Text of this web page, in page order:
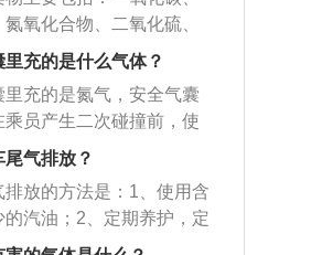
车程度，传递及发送信
根据信号指示产生点火
态燃料并产生气体向气囊
迅速膨胀。
可以减少25%左右。2、
快的充电速度确保乘客
带束缚的同时，及时弹
内人员，安全气囊弹开的
公里每小时，以足够快
人员不受二次伤害。
性如下：1、汽车排放多
起城市温度急剧添加，
有害气体中有二氧化
多了会造成温室效应和破
氧层被破坏后太阳会直射
吸入汽车排放的尾气
受到破坏。3、会破坏地
候，近年汽车排放的有害
发生酸雨和黑雨的现
氧化合物、二氧化硫、
重金属化合物、铅化合
雾）、臭气（甲醛等）。
1、据统计，每千辆汽车
碳约3000kg，碳氢化合
，氮氧化合物50—150k
市汽车等流动污染源排放
大气污染物总量的90%。
充的是什么气体？
充的是氮气，安全气囊
乘员产生二次碰撞前，使
员的装置，其组成部分
囊传感器；2、防撞安全
制装置。安全气囊需要与
合使用，其作用是为乘员
气排放？
放的方法是：1、使用含
汽油；2、定期养护，定
、在启动的时候要进行预